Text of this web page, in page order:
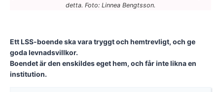
detta. Foto: Linnea Bengtsson.
Ett LSS-boende ska vara tryggt och hemtrevligt, och ge
goda levnadsvillkor.
Boendet är den enskildes eget hem, och får inte likna en
institution.